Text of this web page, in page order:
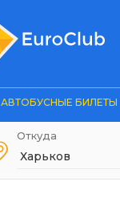
АВТОБУСНЫЕ БИЛЕТЫ
Откуда